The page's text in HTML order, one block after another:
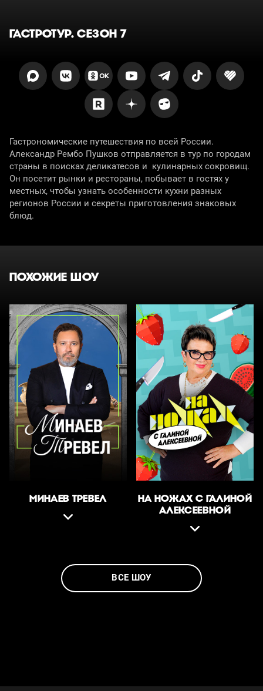
ГАСТРОТУР. СЕЗОН 7
Гастрономические путешествия по всей России.
Александр Рембо Пушков отправляется в тур по городам
страны в поисках деликатесов и кулинарных сокровищ.
Он посетит рынки и рестораны, побывает в гостях у
местных, чтобы узнать особенности кухни разных
регионов России и секреты приготовления знаковых
блюд.
ПОХОЖИЕ ШОУ
МИНАЕВ ТРЕВЕЛ
НА НОЖАХ С ГАЛИНОЙ
АЛЕКСЕЕВНОЙ
ВСЕ ШОУ